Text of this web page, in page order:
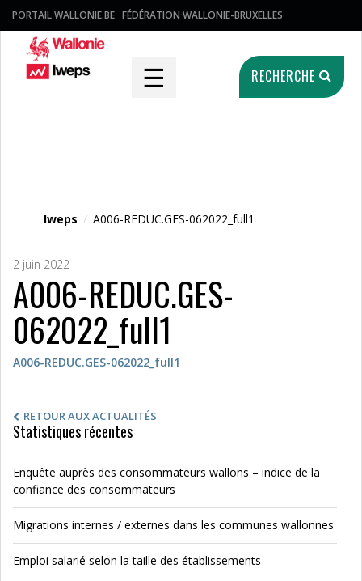
PORTAIL WALLONIE.BE FÉDÉRATION WALLONIE-BRUXELLES
☰ RECHERCHE
Iweps / A006-REDUC.GES-062022_full1
2 juin 2022
A006-REDUC.GES-
062022_full1
A006-REDUC.GES-062022_full1
RETOUR AUX ACTUALITÉS
Statistiques récentes
Enquête auprès des consommateurs wallons – indice de la
confiance des consommateurs
Migrations internes / externes dans les communes wallonnes
Emploi salarié selon la taille des établissements